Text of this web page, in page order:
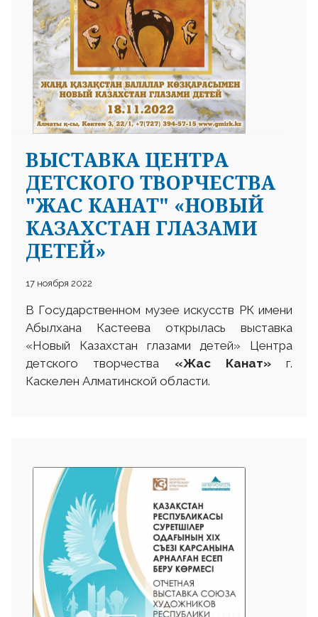
ВЫСТАВКА ЦЕНТРА
ДЕТСКОГО ТВОРЧЕСТВА
"ЖАС КАНАТ" «НОВЫЙ
КАЗАХСТАН ГЛАЗАМИ
ДЕТЕЙ»
17 ноября 2022
В Государственном музее искусств РК имени
Абылхана Кастеева открылась выставка
«Новый Казахстан глазами детей» Центра
детского творчества «Жас Канат»г.
Каскелен Алматинской области.